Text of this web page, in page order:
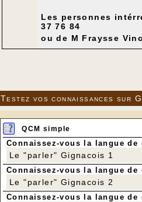
Les personnes
37 76 84
ou de M Fraysse
Testez vos connaissances sur
QCM simple
Connaissez-vous la langue de
Le "parler" Gignacois 1
Connaissez-vous la langue de
Le "parler" Gignacois 2
Connaissez-vous la langue de